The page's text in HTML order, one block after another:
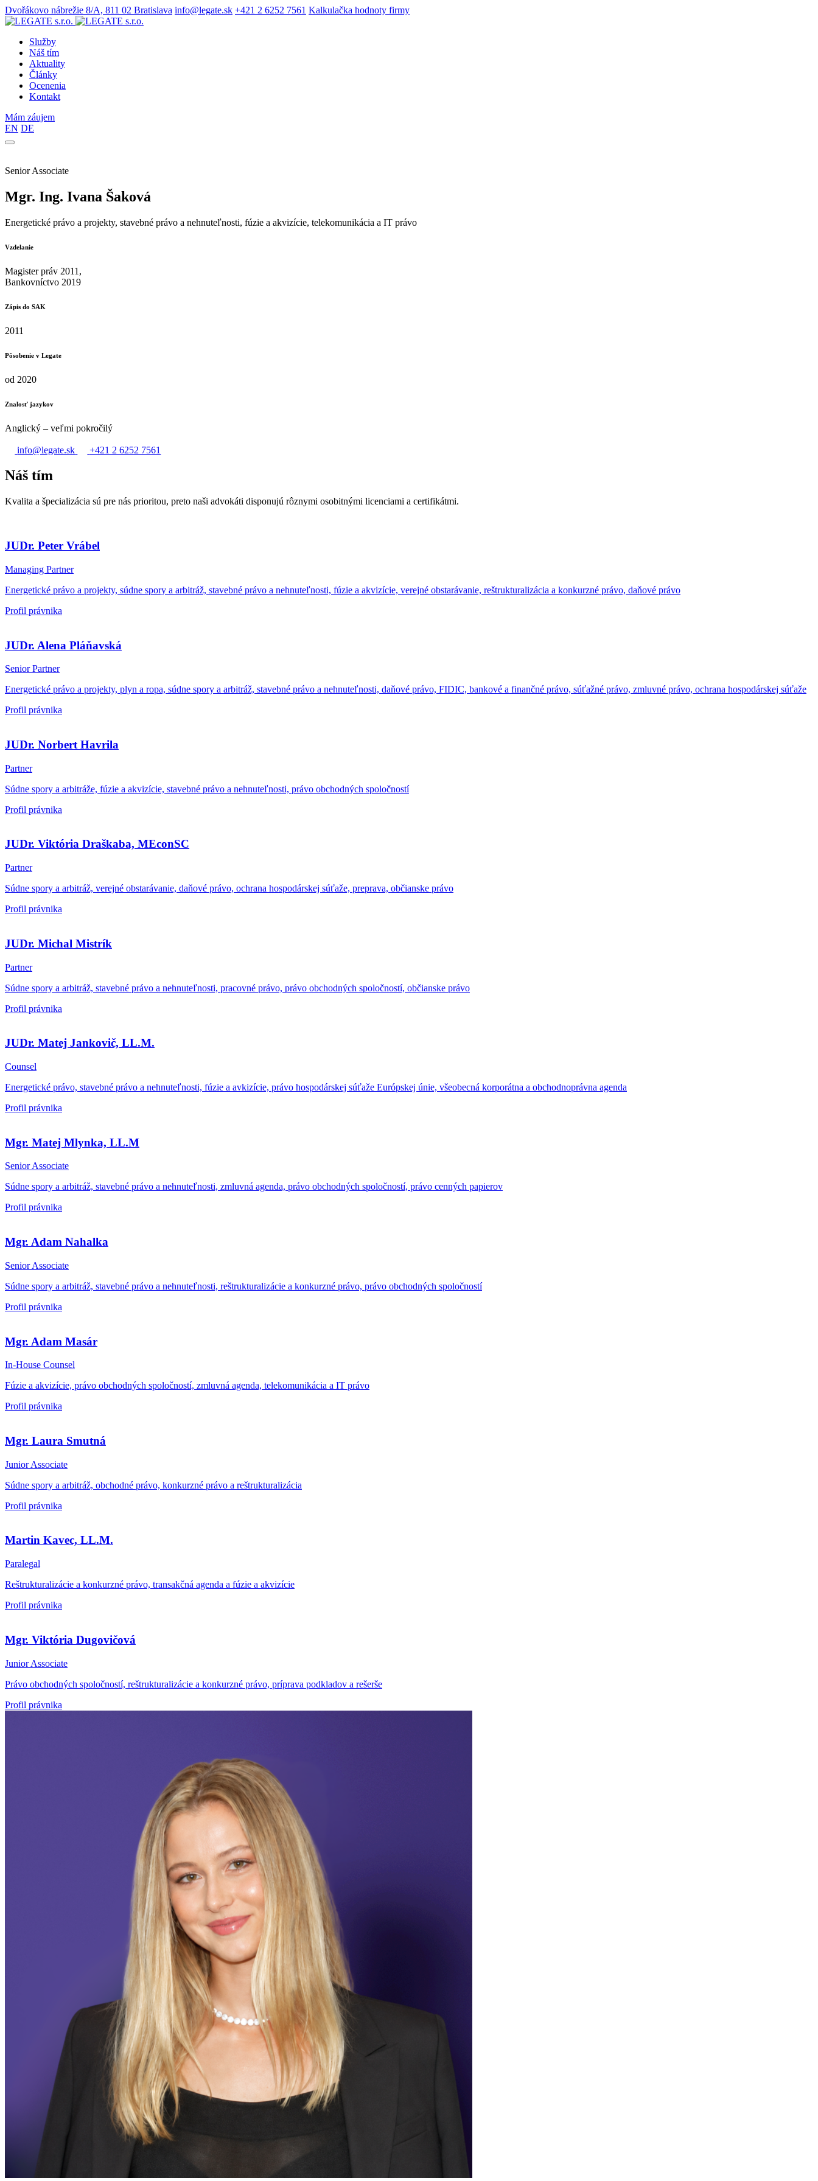
Dvořákovo nábrežie 8/A, 811 02 Bratislava info@legate.sk +421 2 6252 7561 Kalkulačka hodnoty firmy
Služby
Náš tím
Aktuality
Články
Ocenenia
Kontakt
Mám záujem
EN DE
Senior Associate
Mgr. Ing. Ivana Šaková
Energetické právo a projekty, stavebné právo a nehnuteľnosti, fúzie a akvizície, telekomunikácia a IT právo
Vzdelanie
Magister práv 2011,
Bankovníctvo 2019
Zápis do SAK
2011
Pôsobenie v Legate
od 2020
Znalosť jazykov
Anglický – veľmi pokročilý
info@legate.sk +421 2 6252 7561
Náš tím
Kvalita a špecializácia sú pre nás prioritou, preto naši advokáti disponujú rôznymi osobitnými licenciami a certifikátmi.
JUDr. Peter Vrábel
Managing Partner
Energetické právo a projekty, súdne spory a arbitráž, stavebné právo a nehnuteľnosti, fúzie a akvizície, verejné obstarávanie, reštrukturalizácia a konkurzné právo, daňové právo
Profil právnika
JUDr. Alena Pláňavská
Senior Partner
Energetické právo a projekty, plyn a ropa, súdne spory a arbitráž, stavebné právo a nehnuteľnosti, daňové právo, FIDIC, bankové a finančné právo, súťažné právo, zmluvné právo, ochrana hospodárskej súťaže
Profil právnika
JUDr. Norbert Havrila
Partner
Súdne spory a arbitráže, fúzie a akvizície, stavebné právo a nehnuteľnosti, právo obchodných spoločností
Profil právnika
JUDr. Viktória Draškaba, MEconSC
Partner
Súdne spory a arbitráž, verejné obstarávanie, daňové právo, ochrana hospodárskej súťaže, preprava, občianske právo
Profil právnika
JUDr. Michal Mistrík
Partner
Súdne spory a arbitráž, stavebné právo a nehnuteľnosti, pracovné právo, právo obchodných spoločností, občianske právo
Profil právnika
JUDr. Matej Jankovič, LL.M.
Counsel
Energetické právo, stavebné právo a nehnuteľnosti, fúzie a avkizície, právo hospodárskej súťaže Európskej únie, všeobecná korporátna a obchodnoprávna agenda
Profil právnika
Mgr. Matej Mlynka, LL.M
Senior Associate
Súdne spory a arbitráž, stavebné právo a nehnuteľnosti, zmluvná agenda, právo obchodných spoločností, právo cenných papierov
Profil právnika
Mgr. Adam Nahalka
Senior Associate
Súdne spory a arbitráž, stavebné právo a nehnuteľnosti, reštrukturalizácie a konkurzné právo, právo obchodných spoločností
Profil právnika
Mgr. Adam Masár
In-House Counsel
Fúzie a akvizície, právo obchodných spoločností, zmluvná agenda, telekomunikácia a IT právo
Profil právnika
Mgr. Laura Smutná
Junior Associate
Súdne spory a arbitráž, obchodné právo, konkurzné právo a reštrukturalizácia
Profil právnika
Martin Kavec, LL.M.
Paralegal
Reštrukturalizácie a konkurzné právo, transakčná agenda a fúzie a akvizície
Profil právnika
Mgr. Viktória Dugovičová
Junior Associate
Právo obchodných spoločností, reštrukturalizácie a konkurzné právo, príprava podkladov a rešerše
Profil právnika